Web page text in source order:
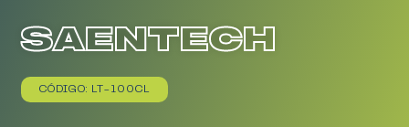
SAENTECH
CÓDIGO: LT-100CL